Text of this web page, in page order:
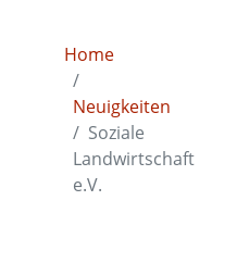
Home
Neuigkeiten
Soziale
Landwirtschaft
e.V.